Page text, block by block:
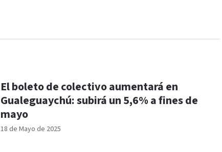
18 de Mayo de 2025
El boleto de colectivo aumentará en
Gualeguaychú: subirá un 5,6% a fines de
mayo